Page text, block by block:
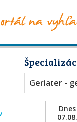
Geriater -
Dnes
07.08.